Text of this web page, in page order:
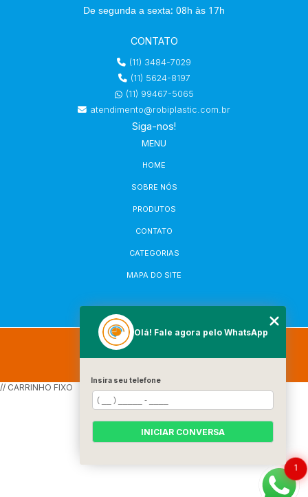
De segunda a sexta: 08h às 17h
CONTATO
(11) 3484-7029
(11) 5624-8197
(11) 99467-5065
atendimento@robiplastic.com.br
Siga-nos!
MENU
HOME
SOBRE NÓS
PRODUTOS
CONTATO
CATEGORIAS
MAPA DO SITE
Copyright © Robi Plastic. (Lei 9610 de 19/02/1998)
1
Olá! Fale agora pelo WhatsApp
Insira seu telefone
INICIAR CONVERSA
// CARRINHO FIXO